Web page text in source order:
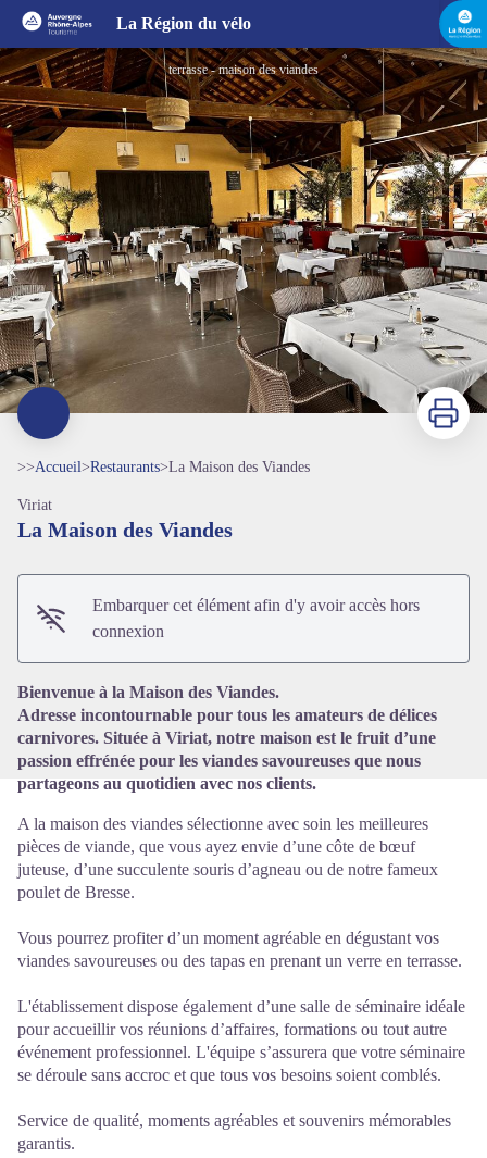
La Région du vélo
terrasse - maison des viandes
Voir l'image en plein écran
Imprimer
>>Accueil>Restaurants>La Maison des Viandes
Viriat
La Maison des Viandes
Embarquer cet élément afin d'y avoir accès hors
connexion
Bienvenue à la Maison des Viandes.
Adresse incontournable pour tous les amateurs de délices
carnivores. Située à Viriat, notre maison est le fruit d’une
passion effrénée pour les viandes savoureuses que nous
partageons au quotidien avec nos clients.
A la maison des viandes sélectionne avec soin les meilleures
pièces de viande, que vous ayez envie d’une côte de bœuf
juteuse, d’une succulente souris d’agneau ou de notre fameux
poulet de Bresse.
Vous pourrez profiter d’un moment agréable en dégustant vos
viandes savoureuses ou des tapas en prenant un verre en terrasse.
L'établissement dispose également d’une salle de séminaire idéale
pour accueillir vos réunions d’affaires, formations ou tout autre
événement professionnel. L'équipe s’assurera que votre séminaire
se déroule sans accroc et que tous vos besoins soient comblés.
Service de qualité, moments agréables et souvenirs mémorables
garantis.